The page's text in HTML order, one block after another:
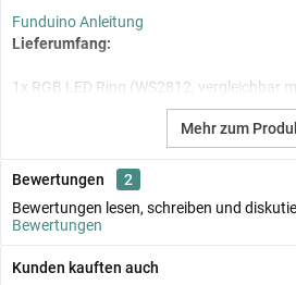
Funduino Anleitung
Lieferumfang:
1x RGB LED Ring (WS2812, vergleichbar
Mehr zum
Bewertungen
2
Bewertungen lesen, schreiben und
Bewertungen
Kunden kauften auch